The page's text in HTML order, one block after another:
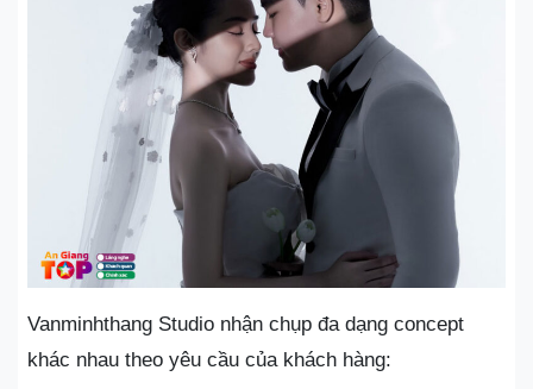
Vanminhthang Studio nhận chụp đa dạng concept
khác nhau theo yêu cầu của khách hàng: